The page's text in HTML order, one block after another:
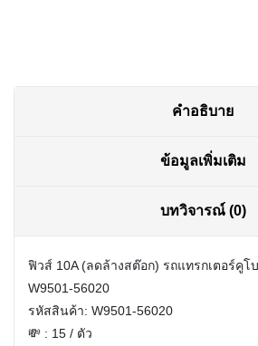
คำอธิบาย
ข้อมูลเพิ่มเติม
บทวิจารณ์ (0)
ฟิวส์ 10A (ลดล้างสต๊อก) รถแทรกเตอร์คูโ
W9501-56020
รหัสสินค้า: W9501-56020
💸 : 15 / ตัว